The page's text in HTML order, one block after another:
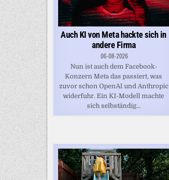
Auch KI von Meta hackte sich in
andere Firma
06-08-2026
Nun ist auch dem Facebook-
Konzern Meta das passiert, was
zuvor schon OpenAI und Anthropic
widerfuhr. Ein KI-Modell machte
sich selbständig...